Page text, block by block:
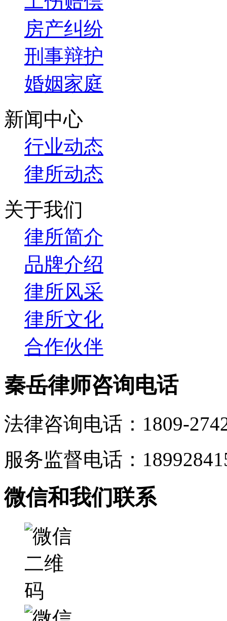
房产纠纷
刑事辩护
婚姻家庭
新闻中心
行业动态
律所动态
关于我们
律所简介
品牌介绍
律所风采
律所文化
合作伙伴
秦岳律师咨询电话
法律咨询电话：1809-
服务监督电话：
微信和我们联系